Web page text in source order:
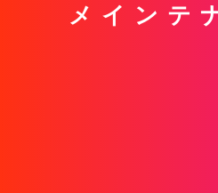
メインテ